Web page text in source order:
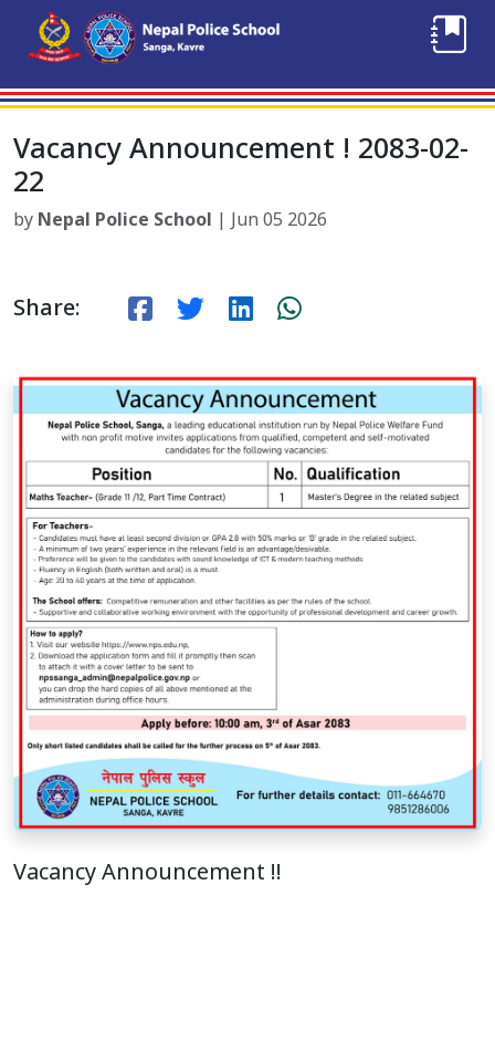
Vacancy Announcement ! 2083-02-
22
by Nepal Police School | Jun 05 2026
Share:
Vacancy Announcement !!